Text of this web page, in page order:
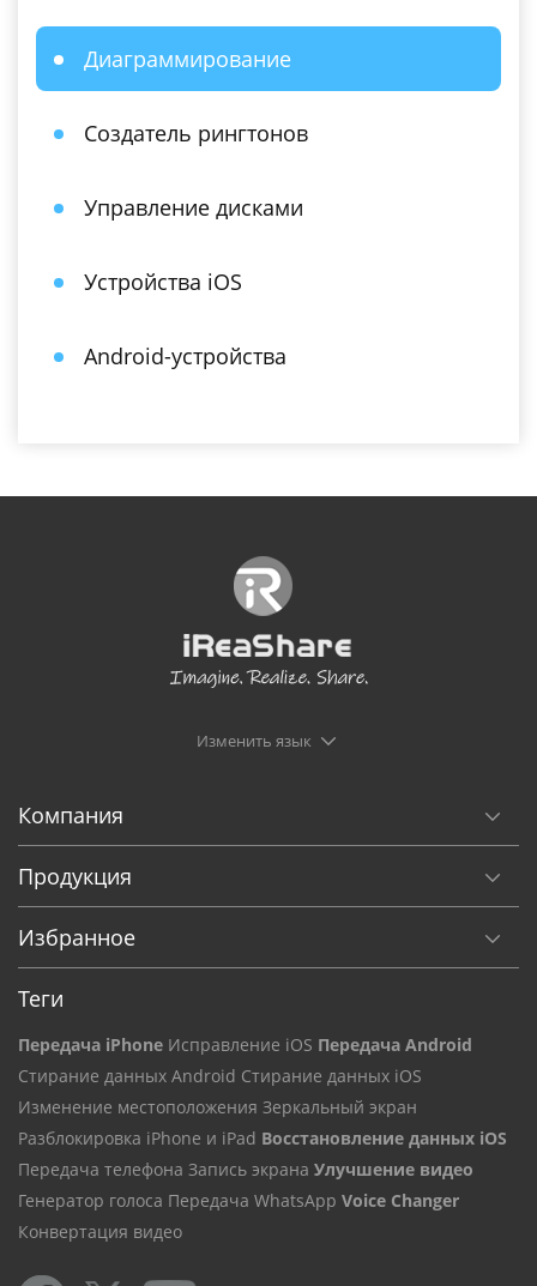
Диаграммирование
Создатель рингтонов
Управление дисками
Устройства iOS
Android-устройства
Изменить язык
Компания
Продукция
Избранное
Теги
Передача iPhone Исправление iOS Передача Android
Стирание данных Android Стирание данных iOS
Изменение местоположения Зеркальный экран
Разблокировка iPhone и iPad Восстановление данных iOS
Передача телефона Запись экрана Улучшение видео
Генератор голоса Передача WhatsApp Voice Changer
Конвертация видео